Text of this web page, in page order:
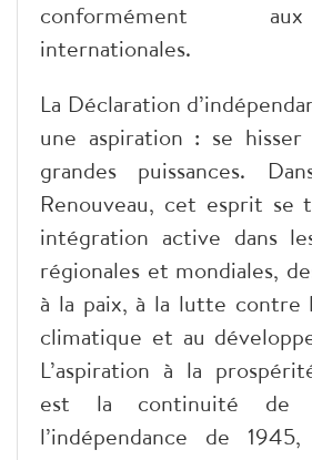
conformément
internationales.
La Déclaration
une aspiration : se
grandes puissances.
Renouveau, cet esprit se
intégration active dans
régionales et mondiales,
à la paix, à la lutte contre
climatique et au
L’aspiration à la
est la continuité de
l’indépendance de